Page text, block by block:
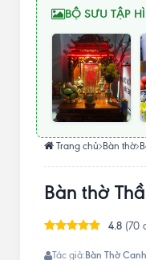
BỘ SƯU TẬP
Trang chủ Bàn thờ
Bàn thờ
4.8 (70
Tác giả:Bàn Thờ